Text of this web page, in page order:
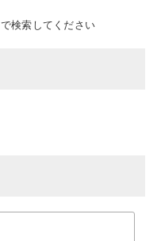
で検索してください